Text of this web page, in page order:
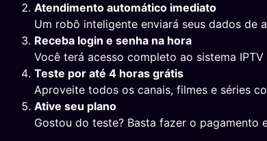
Atendimento automático imediato
Um robô inteligente enviará seus dados de
Receba login e senha na hora
Você terá acesso completo ao sistema
Teste por até 4 horas grátis
Aproveite todos os canais, filmes e séries
Ative seu plano
Gostou do teste? Basta fazer o pagamento